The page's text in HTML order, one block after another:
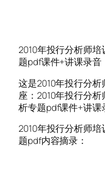
2010年投行分析师
题pdf课件+讲课录音
这是2010年投行分
座：2010年投行分
析专题pdf课件+讲课
2010年投行分析师
题pdf内容摘录：